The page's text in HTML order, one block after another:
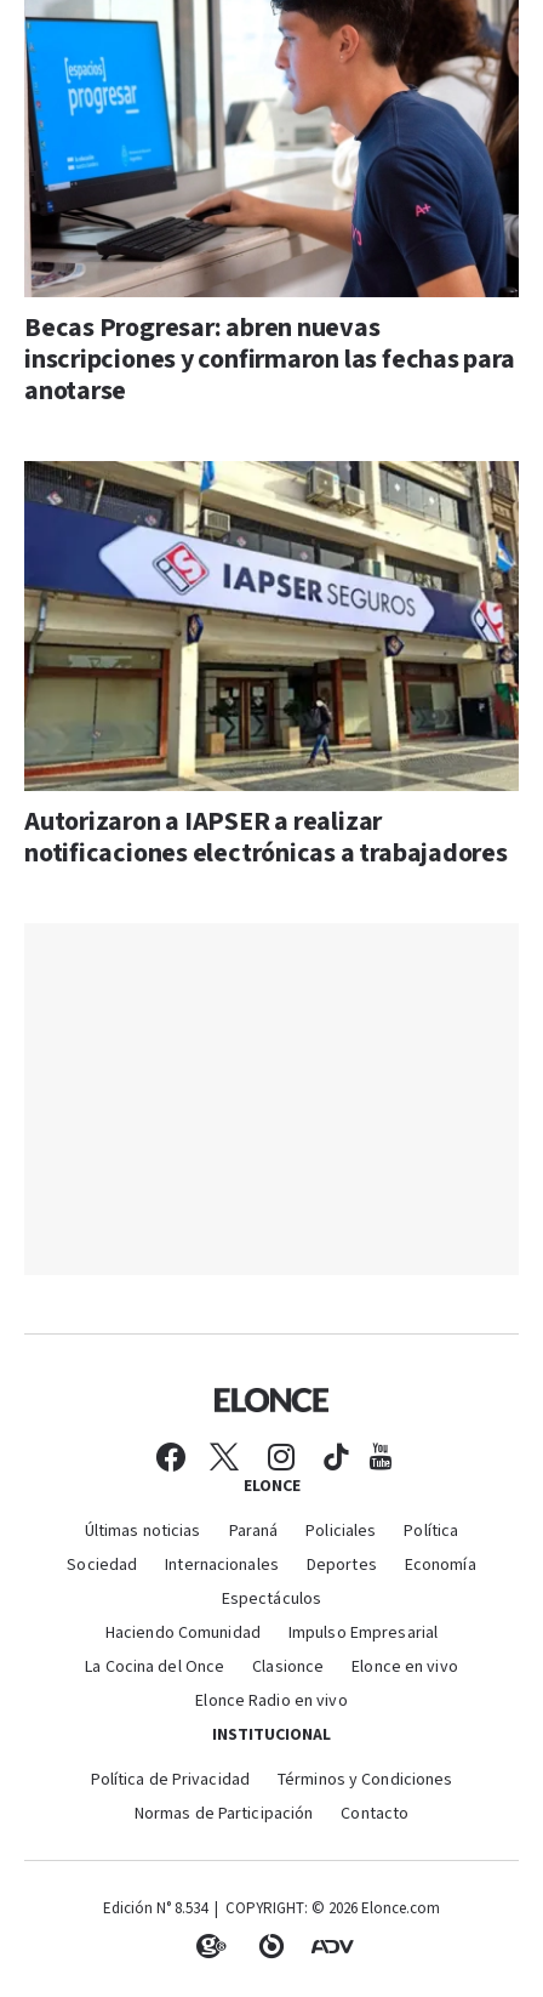
Becas Progresar: abren nuevas
inscripciones y confirmaron las fechas para
anotarse
Autorizaron a IAPSER a realizar
notificaciones electrónicas a trabajadores
ELONCE
Últimas noticias Paraná Policiales
Política
Sociedad
Internacionales Deportes
Economía
Espectáculos
Haciendo Comunidad
Impulso Empresarial
La Cocina del Once
Clasionce
Elonce en vivo
Elonce Radio en vivo
INSTITUCIONAL
Política de Privacidad
Términos y Condiciones
Normas de Participación
Contacto
Edición N° 8.534 | COPYRIGHT: © 2026 Elonce.com